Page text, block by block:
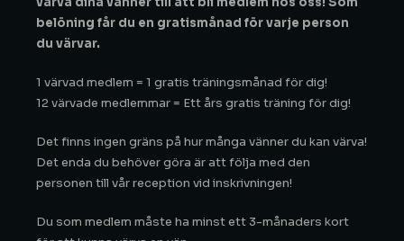
belöning får du en gratismånad för varje person
du värvar.
1 värvad medlem = 1 gratis träningsmånad för dig!
12 värvade medlemmar = Ett års gratis träning för dig!
Det finns ingen gräns på hur många vänner du kan värva!
Det enda du behöver göra är att följa med den
personen till vår reception vid inskrivningen!
Du som medlem måste ha minst ett 3-månaders kort